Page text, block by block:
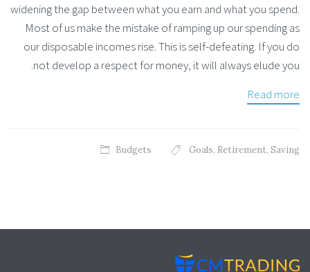
widening the gap between what you earn and what you spend.
Most of us make the mistake of ramping up our spending as
our disposable incomes rise. This is self-defeating. If you do
not develop a respect for money, it will always elude you.
Read more
Budgets Goals, Retirement, Saving